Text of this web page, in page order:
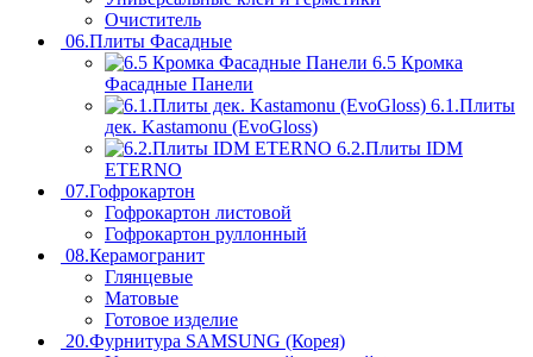
Очиститель
06.Плиты Фасадные
6.5 Кромка
Фасадные Панели
6.1.Плиты
дек. Kastamonu (EvoGloss)
6.2.Плиты IDM
ETERNO
07.Гофрокартон
Гофрокартон листовой
Гофрокартон руллонный
08.Керамогранит
Глянцевые
Матовые
Готовое изделие
20.Фурнитура SAMSUNG (Корея)